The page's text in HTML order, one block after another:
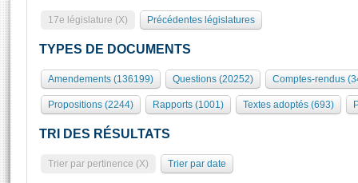
Présidence
577 députés
Groupes politiques
Séance publique
Commissions et autres organes
Europe et International
Pétitions
Rôle et pouvoirs de l'Assemblée
Organisation de l'Assemblée
Présidence Conférence des Présidents Bureau Collège des
Statistiques et chiffres clés
Visiter l'Assemblée
Visite virtuelle du palais Bourbon
Assister à une séance
17e législature (X) Précédentes législatures
TYPES DE DOCUMENTS
Amendements (136199) Questions (20252) Comptes-rendus
Propositions (2244) Rapports (1001) Textes adoptés (693)
TRI DES RÉSULTATS
Trier par pertinence (X) Trier par date